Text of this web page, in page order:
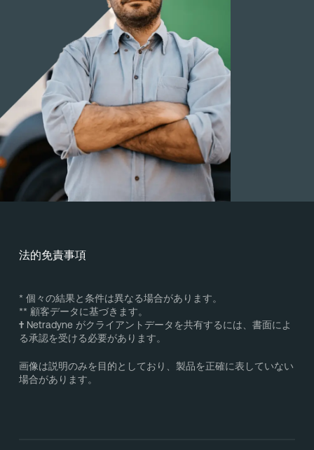
法的免責事項
* 個々の結果と条件は異なる場合があります。
** 顧客データに基づきます。
†Netradyne がクライアントデータを共有するには、書面によ
る承認を受ける必要があります。
画像は説明のみを目的としており、製品を正確に表していない
場合があります。